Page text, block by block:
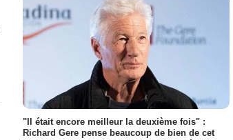
"Il était encore meilleur la deuxième fois" :
Richard Gere pense beaucoup de bien de cet